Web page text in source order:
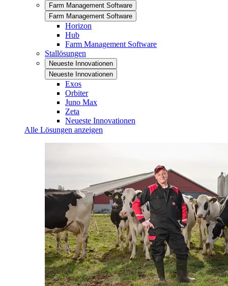
Farm Management Software
Farm Management Software
Horizon
Hub
Farm Management Software
Stallösungen
Neueste Innovationen
Neueste Innovationen
Exos
Orbiter
Juno Max
Zeta
Neueste Innovationen
Alle Lösungen anzeigen